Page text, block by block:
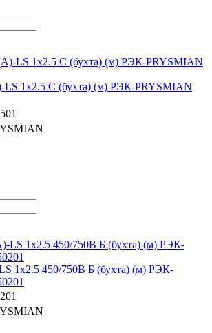
1х2.5 С (бухта) (м) РЭК-PRYSMIAN
1х2.5 450/750В Б (бухта) (м) РЭК-